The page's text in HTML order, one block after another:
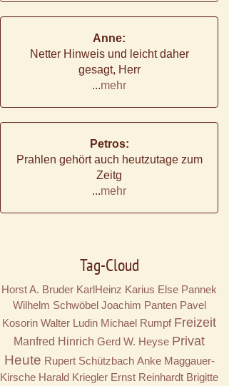
Anne:
Netter Hinweis und leicht daher
gesagt, Herr
...mehr
Petros:
Prahlen gehört auch heutzutage zum
Zeitg
...mehr
Tag-Cloud
Horst A. Bruder KarlHeinz Karius Else Pannek
Wilhelm Schwöbel Joachim Panten Pavel
Kosorin Walter Ludin Michael Rumpf Freizeit
Manfred Hinrich Gerd W. Heyse Privat
Heute Rupert Schützbach Anke Maggauer-
Kirsche Harald Kriegler Ernst Reinhardt Brigitte